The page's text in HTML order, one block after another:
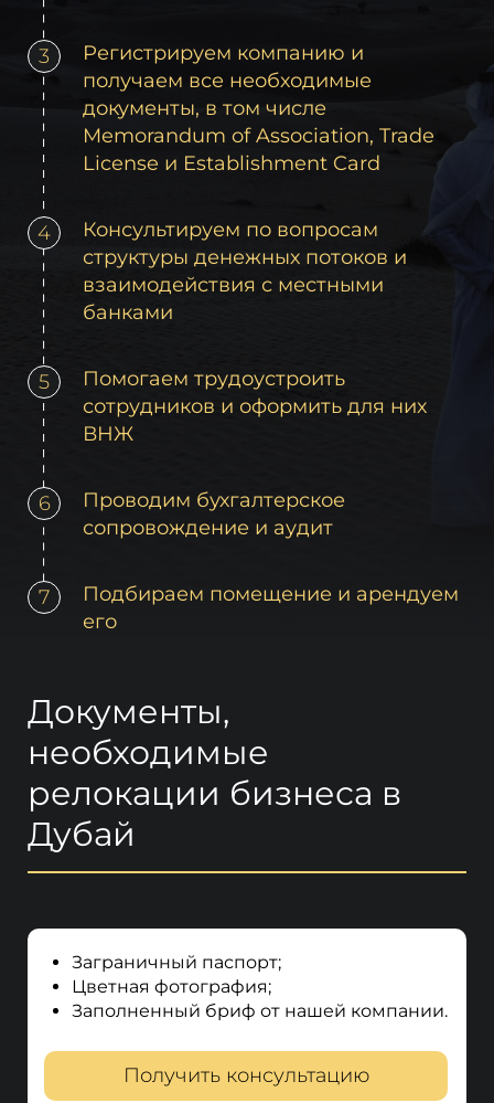
3
Регистрируем компанию и
получаем все необходимые
документы, в том числе
Memorandum of Association, Trade
License и Establishment Card
4
Консультируем по вопросам
структуры денежных потоков и
взаимодействия с местными
банками
5
Помогаем трудоустроить
сотрудников и оформить для них
ВНЖ
6
Проводим бухгалтерское
сопровождение и аудит
7
Подбираем помещение и арендуем
его
Документы,
необходимые
релокации бизнеса в
Дубай
Заграничный паспорт;
Цветная фотография;
Заполненный бриф от нашей компании.
Получить консультацию